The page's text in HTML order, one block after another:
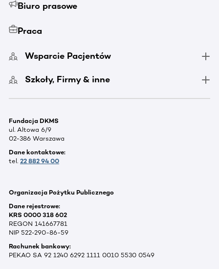
Biuro prasowe
Praca
Wsparcie Pacjentów
Szkoły, Firmy & inne
Fundacja DKMS
ul. Altowa 6/9
02-386 Warszawa
Dane kontaktowe:
tel. 22 882 94 00
Organizacja Pożytku Publicznego
Dane rejestrowe:
KRS 0000 318 602
REGON 141667781
NIP 522-290-86-59
Rachunek bankowy:
PEKAO SA 92 1240 6292 1111 0010 5530 0549